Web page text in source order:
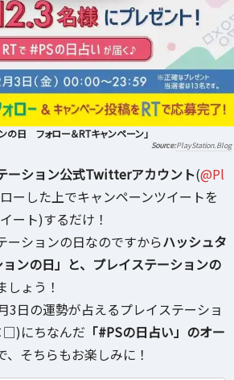
の日 フォロー＆RTキャンペーン」
PlayStation.Blog
ーション公式Twitterアカウント(@Pl
ーした上でキャンペーンツイートを
ート)するだけ！
ーションの日なのですからハッシュタ
ンの日」と、プレイステーションの
しょう！
3日の運勢が占えるプレイステーショ
にちなんだ 「#PSの日占い」のオー
、そちらもお楽しみに！